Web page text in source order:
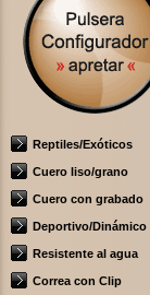
Reptiles/Exóticos
Cuero liso/grano
Cuero con grabado
Deportivo/Dinámico
Resistente al agua
Correa con Clip